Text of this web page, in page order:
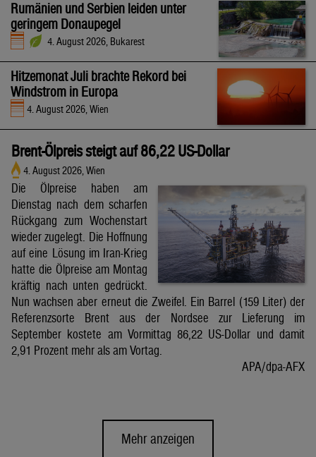
Rumänien und Serbien leiden unter
geringem Donaupegel
4. August 2026, Bukarest
Hitzemonat Juli brachte Rekord bei
Windstrom in Europa
4. August 2026, Wien
Brent-Ölpreis steigt auf 86,22 US-Dollar
4. August 2026, Wien
Die Ölpreise haben am
Dienstag nach dem scharfen
Rückgang zum Wochenstart
wieder zugelegt. Die Hoffnung
auf eine Lösung im Iran-Krieg
hatte die Ölpreise am Montag
kräftig nach unten gedrückt.
Nun wachsen aber erneut die Zweifel. Ein Barrel (159 Liter) der
Referenzsorte Brent aus der Nordsee zur Lieferung im
September kostete am Vormittag 86,22 US-Dollar und damit
2,91 Prozent mehr als am Vortag.
APA/dpa-AFX
Mehr anzeigen